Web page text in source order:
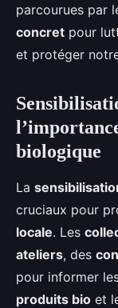
parcourues par
concret pour
et protéger
biologique
La
cruciaux pour
locale. Les
ateliers, des
pour informer
produits bio et